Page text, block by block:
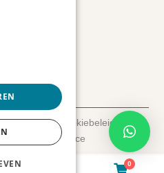
0
-Cookiebeleid
Ecommerce